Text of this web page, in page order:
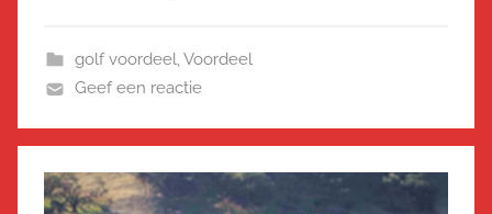
golf voordeel,Voordeel
Geef een reactie